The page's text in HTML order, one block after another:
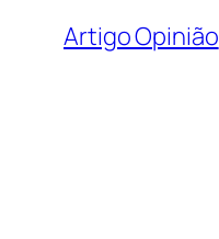
Artigo Opinião